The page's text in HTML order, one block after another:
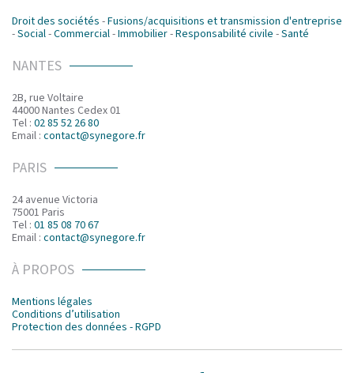
Droit des sociétés -Fusions/acquisitions et transmission d'entreprise
-Social-Commercial-Immobilier-Responsabilité civile -Santé
NANTES
2B, rue Voltaire
44000 Nantes Cedex 01
Tel : 02 85 52 26 80
Email : contact@synegore.fr
PARIS
24 avenue Victoria
75001 Paris
Tel : 01 85 08 70 67
Email : contact@synegore.fr
À PROPOS
Mentions légales
Conditions d’utilisation
Protection des données - RGPD